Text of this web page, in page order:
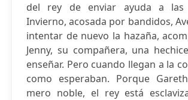
del rey de enviar ayuda a las
Invierno, acosada por bandidos,
intentar de nuevo la hazaña,
Jenny, su compañera, una
enseñar. Pero cuando llegan a la
como esperaban. Porque
mero noble, el rey está